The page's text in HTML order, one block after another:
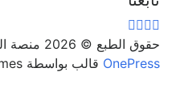
حقوق الطبع © 2026 منصة المدرسة الذكية الفلسطينية
OnePress قالب بواسطة FameThemes